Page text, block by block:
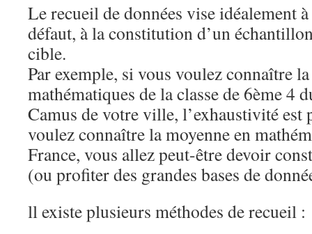
Le recueil de données vise idéalement
défaut, à la constitution d’un
cible.
Par exemple, si vous voulez connaître
mathématiques de la classe de 6ème 4
Camus de votre ville, l’exhaustivité est
voulez connaître la moyenne en
France, vous allez peut-être devoir
(ou profiter des grandes bases de
ll existe plusieurs méthodes de recueil :